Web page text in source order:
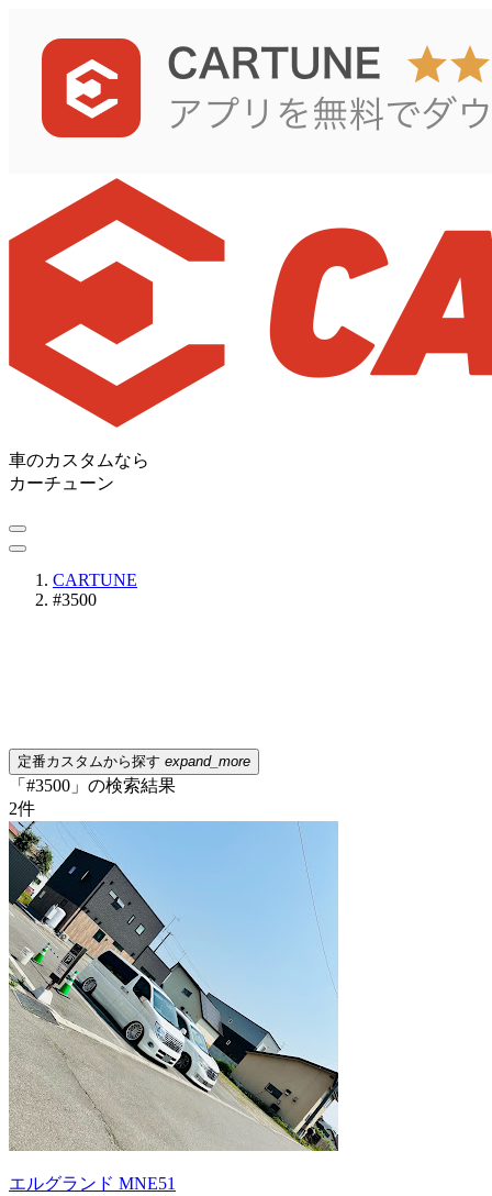
車のカスタムなら
カーチューン
CARTUNE
#3500
定番カスタムから探す expand_more
「#3500」の検索結果
2件
エルグランド MNE51